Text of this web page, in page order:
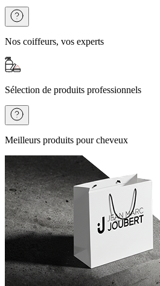
Nos coiffeurs, vos experts
Sélection de produits professionnels
Meilleurs produits pour cheveux